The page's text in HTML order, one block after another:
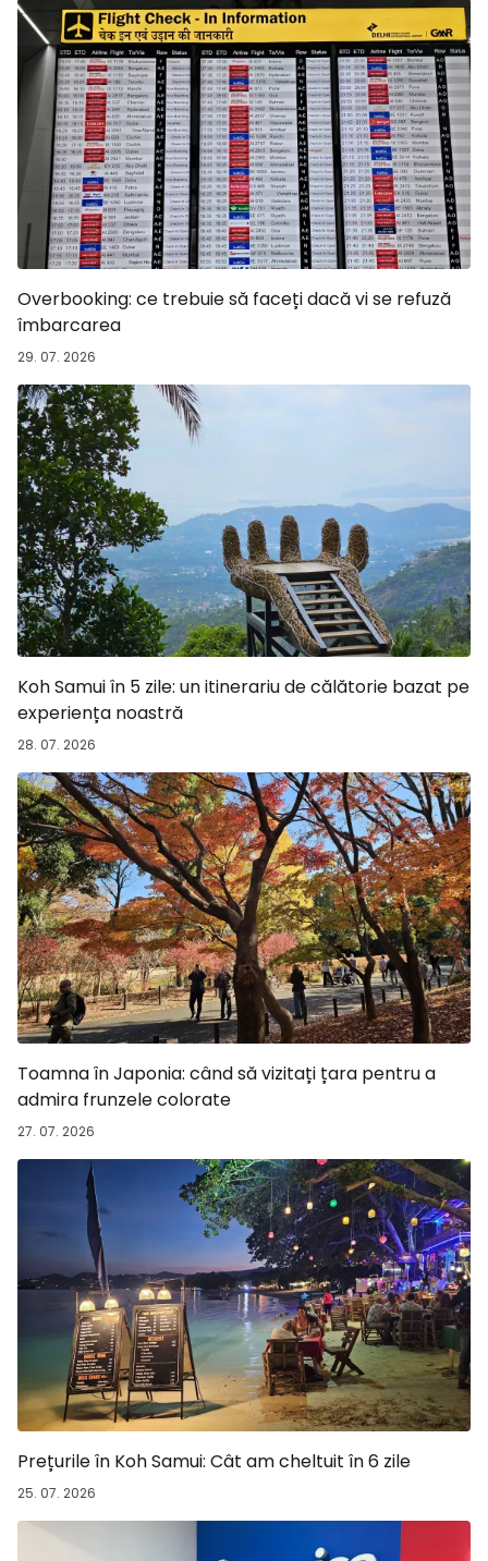
Overbooking: ce trebuie să faceți dacă vi se refuză
îmbarcarea
29. 07. 2026
Koh Samui în 5 zile: un itinerariu de călătorie bazat pe
experiența noastră
28. 07. 2026
Toamna în Japonia: când să vizitați țara pentru a
admira frunzele colorate
27. 07. 2026
Prețurile în Koh Samui: Cât am cheltuit în 6 zile
25. 07. 2026